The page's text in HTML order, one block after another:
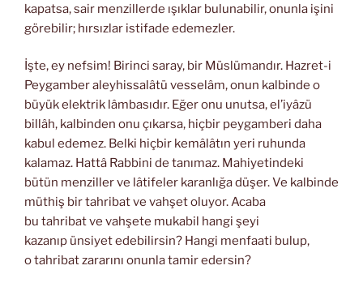
kapatsa, sair menzillerde ışıklar bulunabilir, onunla işini
görebilir; hırsızlar istifade edemezler.
İşte, ey nefsim! Birinci saray, bir Müslümandır. Hazret-i
Peygamber aleyhissalâtü vesselâm, onun kalbinde o
büyük elektrik lâmbasıdır. Eğer onu unutsa, el’iyâzü
billâh, kalbinden onu çıkarsa, hiçbir peygamberi daha
kabul edemez. Belki hiçbir kemâlâtın yeri ruhunda
kalamaz. Hattâ Rabbini de tanımaz. Mahiyetindeki
bütün menziller ve lâtifeler karanlığa düşer. Ve kalbinde
müthiş bir tahribat ve vahşet oluyor. Acaba
bu tahribat ve vahşete mukabil hangi şeyi
kazanıp ünsiyet edebilirsin? Hangi menfaati bulup,
o tahribat zararını onunla tamir edersin?